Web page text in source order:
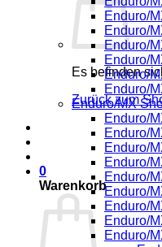
Es befinden
Zurück zum
0
Warenkorb
Enduro/
Enduro/
Enduro/
Enduro/
Enduro/
Enduro/
Enduro/MX
Enduro/
Enduro/
Enduro/
Enduro/
Enduro/
Enduro/
Enduro/
Enduro/
Enduro/